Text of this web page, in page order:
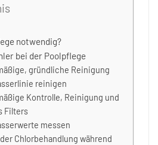
notwendig?
bei der Poolpflege
gründliche Reinigung
reinigen
Kontrolle, Reinigung und
Filters
messen
Chlorbehandlung während